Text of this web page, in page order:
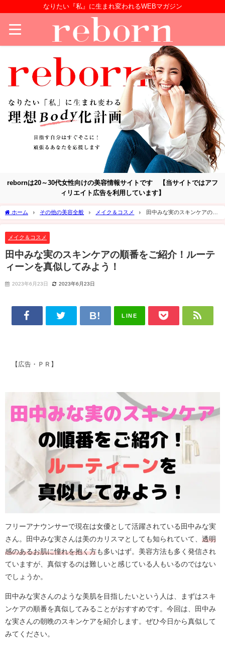
なりたい『私』に生まれ変われるWEBマガジン
rebornは20～30代女性向けの美容情報サイトです 【当サイトではアフ
ィリエイト広告を利用しています】
ホーム その他の美容全般 メイク＆コスメ
田中みな実のスキンケアの順
メイク＆コスメ
田中みな実のスキンケアの順番をご紹介！ルーテ
ィーンを真似してみよう！
2023年6月23日 2023年6月23日
LINE
【広告・ＰＲ】
フリーアナウンサーで現在は女優として活躍されている田中みな実
さん。田中みな実さんは美のカリスマとしても知られていて、 透明
感のあるお肌に憧れを抱く方も多いはず。美容方法も多く発信され
ていますが、真似するのは難しいと感じている人もいるのではない
でしょうか。
田中みな実さんのような美肌を目指したいという人は、まずはスキ
ンケアの順番を真似してみることがおすすめです。今回は、田中み
な実さんの朝晩のスキンケアを紹介します。ぜひ今日から真似して
みてください。